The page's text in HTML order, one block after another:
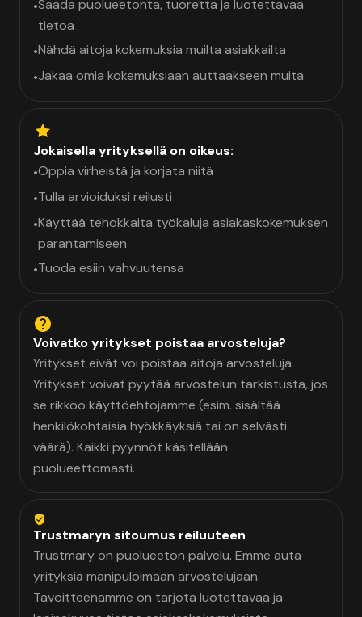
•Saada puolueetonta, tuoretta ja luotettavaa
tietoa
•Nähdä aitoja kokemuksia muilta asiakkailta
•Jakaa omia kokemuksiaan auttaakseen muita
Jokaisella yrityksellä on oikeus:
•Oppia virheistä ja korjata niitä
•Tulla arvioiduksi reilusti
•Käyttää tehokkaita työkaluja asiakaskokemuksen
parantamiseen
•Tuoda esiin vahvuutensa
Voivatko yritykset poistaa arvosteluja?
Yritykset eivät voi poistaa aitoja arvosteluja.
Yritykset voivat pyytää arvostelun tarkistusta, jos
se rikkoo käyttöehtojamme (esim. sisältää
henkilökohtaisia hyökkäyksiä tai on selvästi
väärä). Kaikki pyynnöt käsitellään
puolueettomasti.
Trustmaryn sitoumus reiluuteen
Trustmary on puolueeton palvelu. Emme auta
yrityksiä manipuloimaan arvostelujaan.
Tavoitteenamme on tarjota luotettavaa ja